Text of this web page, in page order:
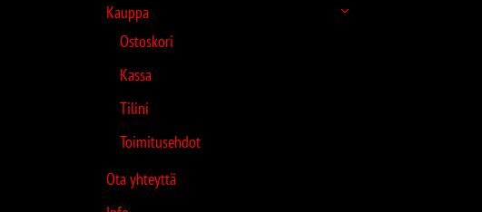
Kauppa
Ostoskori
Kassa
Tilini
Toimitusehdot
Ota yhteyttä